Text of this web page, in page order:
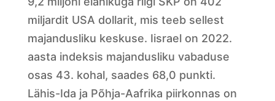
miljardit USA dollarit, mis teeb sellest
majandusliku keskuse. Iisrael on 2022.
aasta indeksis majandusliku vabaduse
osas 43. kohal, saades 68,0 punkti.
Lähis-Ida ja Põhja-Aafrika piirkonnas on